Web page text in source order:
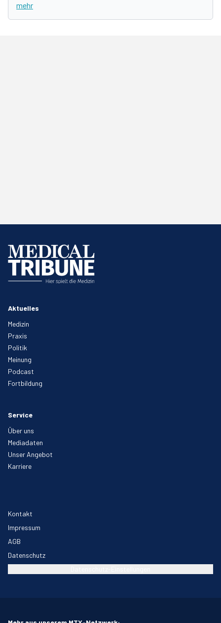
mehr
Aktuelles
Medizin
Praxis
Politik
Meinung
Podcast
Fortbildung
Service
Über uns
Mediadaten
Unser Angebot
Karriere
Kontakt
Impressum
AGB
Datenschutz